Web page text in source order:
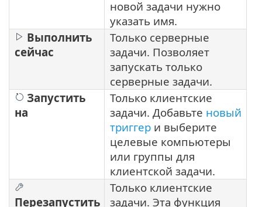
новой задачи нужно
указать имя.
Выполнить
сейчас
Только серверные
задачи. Позволяет
запускать только
серверные задачи.
Запустить
на
Только клиентские
задачи. Добавьте новый
триггер и выберите
целевые компьютеры
или группы для
клиентской задачи.
Перезапустить
Только клиентские
задачи. Эта функция